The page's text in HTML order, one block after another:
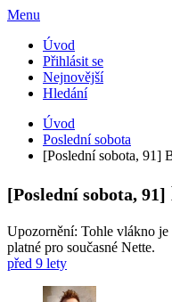
Menu
Úvod
Přihlásit se
Nejnovější
Hledání
Úvod
Poslední sobota
[Poslední sobota, 91]
[Poslední sobota, 91]
Upozornění: Tohle vlákno je
platné pro současné Nette.
před 9 lety